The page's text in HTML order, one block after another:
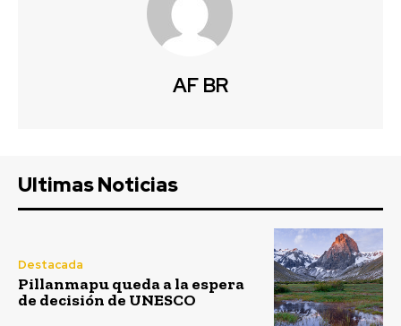
AF BR
Ultimas Noticias
Destacada
Pillanmapu queda a la espera
de decisión de UNESCO